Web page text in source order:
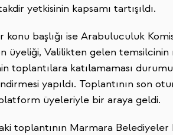
yetkisinin kapsamı tartışıldı.
konu başlığı ise Arabuluculuk
üyeliği, Valilikten gelen temsilcinin
toplantılara katılamaması
yapıldı. Toplantının son
üyeleriyle bir araya geldi.
toplantının Marmara